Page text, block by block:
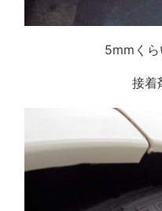
5mmくら
接着